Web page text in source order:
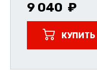
9 040
КУПИТЬ